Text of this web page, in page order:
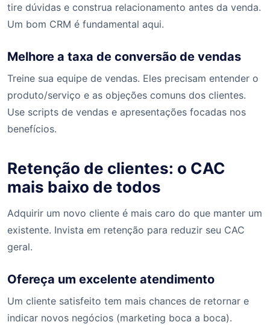
tire dúvidas e construa relacionamento antes da venda.
Um bom CRM é fundamental aqui.
Melhore a taxa de conversão de vendas
Treine sua equipe de vendas. Eles precisam entender o
produto/serviço e as objeções comuns dos clientes.
Use scripts de vendas e apresentações focadas nos
benefícios.
Retenção de clientes: o CAC
mais baixo de todos
Adquirir um novo cliente é mais caro do que manter um
existente. Invista em retenção para reduzir seu CAC
geral.
Ofereça um excelente atendimento
Um cliente satisfeito tem mais chances de retornar e
indicar novos negócios (marketing boca a boca).